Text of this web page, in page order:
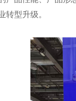
转型升级。